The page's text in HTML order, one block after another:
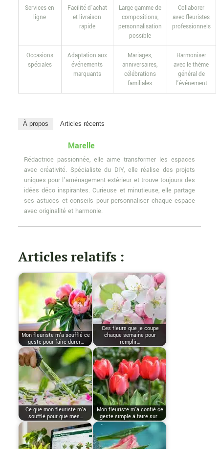
Services en
ligne
Facilité d’achat
et livraison
rapide
Large gamme de
compositions,
personnalisation
possible
Collaborer
avec fleuristes
professionnels
Occasions
spéciales
Adaptation aux
événements
marquants
Mariages,
anniversaires,
célébrations
familiales
Harmoniser
avec le thème
général de
l’événement
À propos Articles récents
Marelle
Rédactrice passionnée, elle aime transformer les espaces
avec créativité. Spécialiste du DIY, elle réalise des projets
uniques pour l'aménagement extérieur et trouve toujours des
idées déco inspirantes. Curieuse et minutieuse, elle partage
ses astuces et conseils pour personnaliser chaque espace
avec originalité et harmonie.
Articles relatifs :
Mon fleuriste m’a soufflé ce
geste pour faire durer…
Ces fleurs que je coupe
chaque semaine pour
remplir…
Ce que mon fleuriste m’a
soufflé pour que mes…
Mon fleuriste m’a confié ce
geste simple à faire sur…